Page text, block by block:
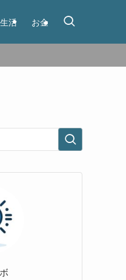
生活 お金